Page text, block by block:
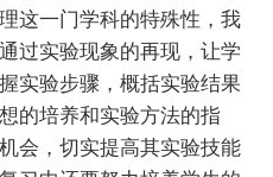
这一门学科的特殊性，我
过实验现象的再现，让学
实验步骤，概括实验结果
的培养和实验方法的指
会，切实提高其实验技能